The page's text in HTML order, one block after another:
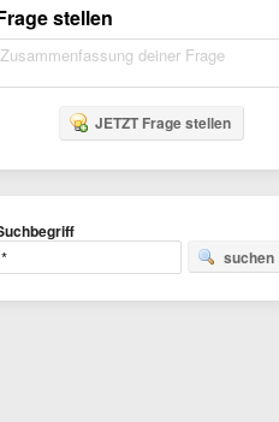
stellen
JETZT Frage stellen
suchen